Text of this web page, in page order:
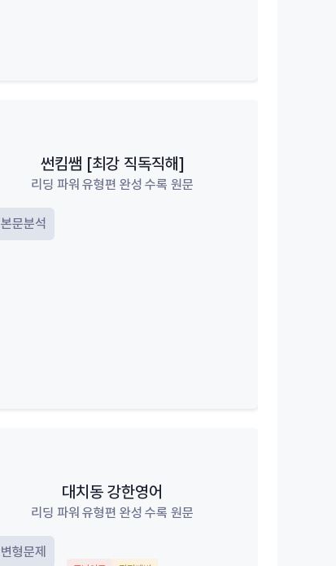
썬킴쌤 [최강 직독직해]
리딩 파워 유형편 완성 수록 원문
본문분석
대치동 강한영어
리딩 파워 유형편 완성 수록 원문
변형문제